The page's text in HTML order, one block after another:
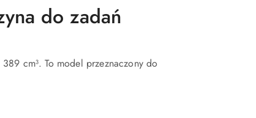
do zadań
cm³. To model przeznaczony do